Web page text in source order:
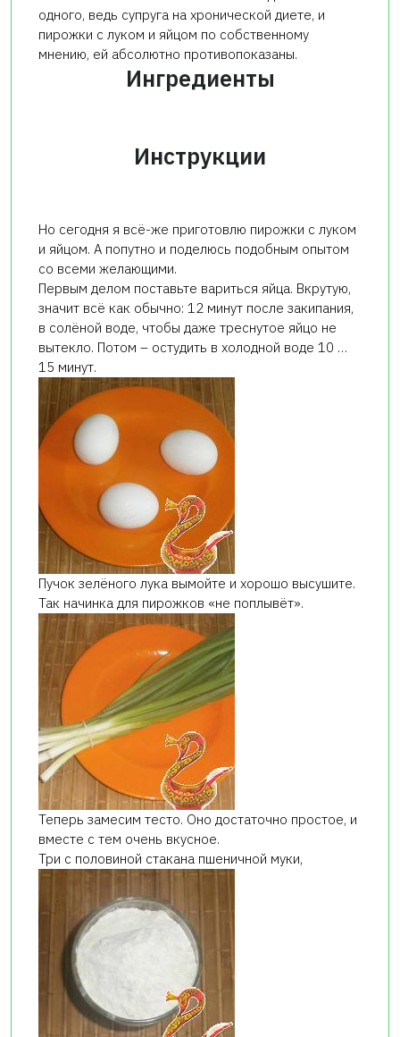
одного, ведь супруга на хронической диете, и
пирожки с луком и яйцом по собственному
мнению, ей абсолютно противопоказаны.
Ингредиенты
Инструкции
Но сегодня я всё-же приготовлю пирожки с луком
и яйцом. А попутно и поделюсь подобным опытом
со всеми желающими.
Первым делом поставьте вариться яйца. Вкрутую,
значит всё как обычно: 12 минут после закипания,
в солёной воде, чтобы даже треснутое яйцо не
вытекло. Потом – остудить в холодной воде 10 …
15 минут.
Пучок зелёного лука вымойте и хорошо высушите.
Так начинка для пирожков «не поплывёт».
Теперь замесим тесто. Оно достаточно простое, и
вместе с тем очень вкусное.
Три с половиной стакана пшеничной муки,